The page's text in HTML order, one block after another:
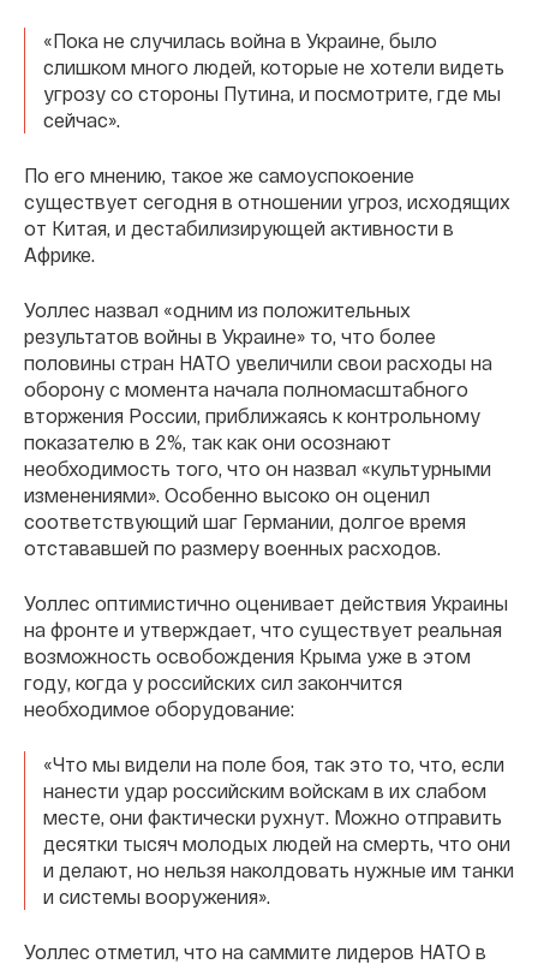
«Пока не случилась война в Украине, было
слишком много людей, которые не хотели видеть
угрозу со стороны Путина, и посмотрите, где мы
сейчас».
По его мнению, такое же самоуспокоение
существует сегодня в отношении угроз, исходящих
от Китая, и дестабилизирующей активности в
Африке.
Уоллес назвал «одним из положительных
результатов войны в Украине» то, что более
половины стран НАТО увеличили свои расходы на
оборону с момента начала полномасштабного
вторжения России, приближаясь к контрольному
показателю в 2%, так как они осознают
необходимость того, что он назвал «культурными
изменениями». Особенно высоко он оценил
соответствующий шаг Германии, долгое время
отстававшей по размеру военных расходов.
Уоллес оптимистично оценивает действия Украины
на фронте и утверждает, что существует реальная
возможность освобождения Крыма уже в этом
году, когда у российских сил закончится
необходимое оборудование:
«Что мы видели на поле боя, так это то, что, если
нанести удар российским войскам в их слабом
месте, они фактически рухнут. Можно отправить
десятки тысяч молодых людей на смерть, что они
и делают, но нельзя наколдовать нужные им танки
и системы вооружения».
Уоллес отметил, что на саммите лидеров НАТО в